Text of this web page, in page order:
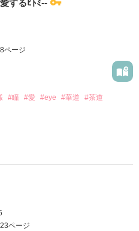
えええええ！！！！！」
まるのは不思議な関係。
たいな」
ト出来ないもんね」
な人でした。
読む
は……」
ね」
い」
レー小説です／
細で美麗な淑女。
の次期家元
天才御曹司だけど愛着癖のあ
方は⁉
ます。間違えて完結ボタンを
読む
するﾋﾄﾐ--
ページ
#瞳 #愛 #eye #華道 #茶道
る無自覚さ
ページ